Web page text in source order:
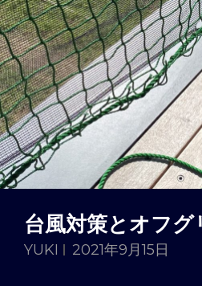
ド
Vol.2
台風対策とオフグ
YUKI 2021年9月15日